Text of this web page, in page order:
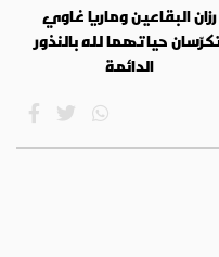
رزان البقاعين وماريا غاوي
حياتهما لله بالنذور
الدائمة